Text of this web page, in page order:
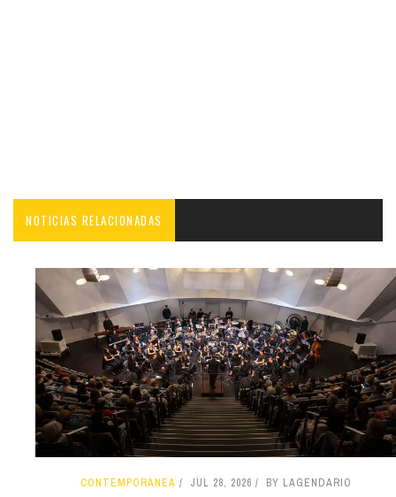
NOTICIAS RELACIONADAS
CONTEMPORÁNEA JUL 28, 2026 BY LAGENDARIO